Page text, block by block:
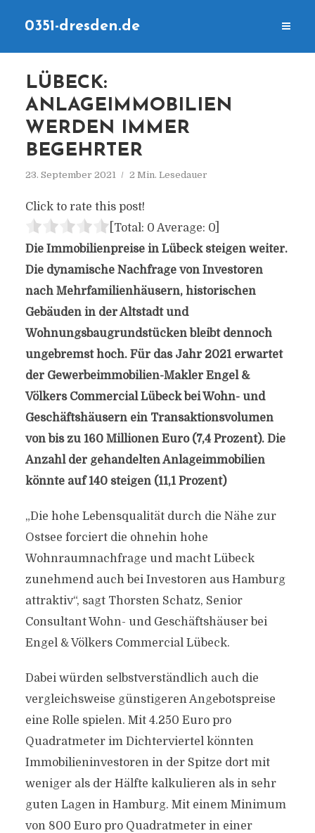
0351-dresden.de
LÜBECK:
ANLAGEIMMOBILIEN
WERDEN IMMER
BEGEHRTER
23. September 2021 2 Min. Lesedauer
Click to rate this post!
[Total: 0 Average: 0]
Die Immobilienpreise in Lübeck steigen weiter.
Die dynamische Nachfrage von Investoren
nach Mehrfamilienhäusern, historischen
Gebäuden in der Altstadt und
Wohnungsbaugrundstücken bleibt dennoch
ungebremst hoch. Für das Jahr 2021 erwartet
der Gewerbeimmobilien-Makler Engel &
Völkers Commercial Lübeck bei Wohn- und
Geschäftshäusern ein Transaktionsvolumen
von bis zu 160 Millionen Euro (7,4 Prozent). Die
Anzahl der gehandelten Anlageimmobilien
könnte auf 140 steigen (11,1 Prozent)
„Die hohe Lebensqualität durch die Nähe zur
Ostsee forciert die ohnehin hohe
Wohnraumnachfrage und macht Lübeck
zunehmend auch bei Investoren aus Hamburg
attraktiv“, sagt Thorsten Schatz, Senior
Consultant Wohn- und Geschäftshäuser bei
Engel & Völkers Commercial Lübeck.
Dabei würden selbstverständlich auch die
vergleichsweise günstigeren Angebotspreise
eine Rolle spielen. Mit 4.250 Euro pro
Quadratmeter im Dichterviertel könnten
Immobilieninvestoren in der Spitze dort mit
weniger als der Hälfte kalkulieren als in sehr
guten Lagen in Hamburg. Mit einem Minimum
von 800 Euro pro Quadratmeter in einer